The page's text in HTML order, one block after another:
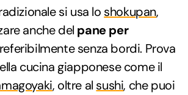
si usa lo shokupan,
anche del pane per
senza bordi. Prova
cucina giapponese come il
, oltre al sushi, che puoi